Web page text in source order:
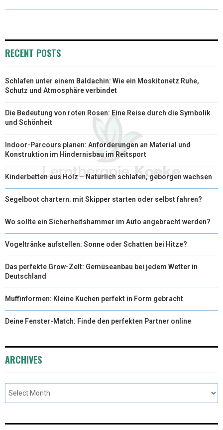
W
E
)
E
K
T
S
K
N
I
RECENT POSTS
Schlafen unter einem Baldachin: Wie ein Moskitonetz Ruhe,
Schutz und Atmosphäre verbindet
Die Bedeutung von roten Rosen: Eine Reise durch die Symbolik
und Schönheit
Indoor-Parcours planen: Anforderungen an Material und
Konstruktion im Hindernisbau im Reitsport
Kinderbetten aus Holz – Natürlich schlafen, geborgen wachsen
Segelboot chartern: mit Skipper starten oder selbst fahren?
Wo sollte ein Sicherheitshammer im Auto angebracht werden?
Vogeltränke aufstellen: Sonne oder Schatten bei Hitze?
Das perfekte Grow-Zelt: Gemüseanbau bei jedem Wetter in
Deutschland
Muffinformen: Kleine Kuchen perfekt in Form gebracht
Deine Fenster-Match: Finde den perfekten Partner online
ARCHIVES